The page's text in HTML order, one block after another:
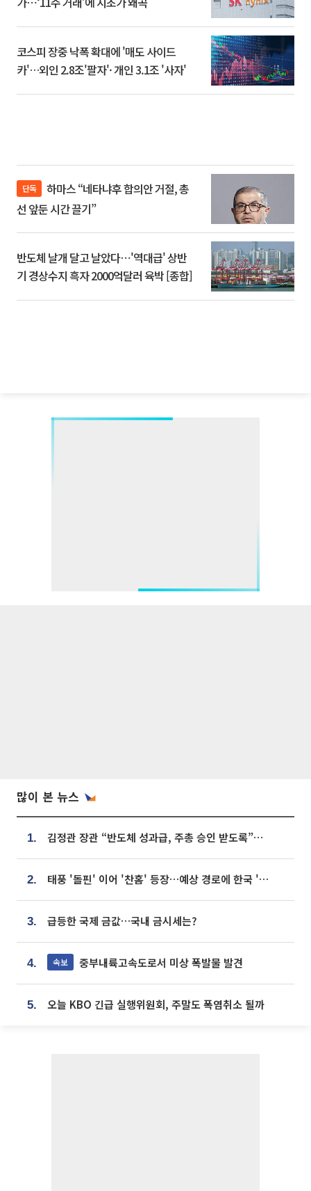
코스피 장중 낙폭 확대에 '매도 사이드
카'…외인 2.8조'팔자'· 개인 3.1조 '사자'
단독
선 앞둔 시간 끌기”
반도체 날개 달고 날았다⋯'역대급' 상반
기 경상수지 흑자 2000억달러 육박 [종합]
많이 본 뉴스
1. 김정관 장관 “반도체 성과급, 주총 승인 받도록”…상법·자본시장법 개정 시사
2. 태풍 '돌핀' 이어 '찬홈' 등장…예상 경로에 한국 '한숨'
3. 급등한 국제 금값…국내 금시세는?
4. 속보 중부내륙고속도로서 미상 폭발물 발견
5. 오늘 KBO 긴급 실행위원회, 주말도 폭염취소 될까